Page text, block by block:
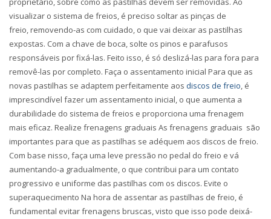
visualizar o sistema de freios, é preciso soltar as pinças de
freio,removendo-as com cuidado, o que vai deixar as pastilhas
expostas. Com a chave de boca, solte os pinos e parafusos
responsáveis por fixá-las. Feito isso, é só deslizá-las para fora para
removê-las por completo. Faça o assentamento inicial Para que as
novas pastilhas se adaptem perfeitamente aos discos de freio, é
imprescindível fazer um assentamento inicial, o que aumenta a
durabilidade do sistema de freios e proporciona uma frenagem
mais eficaz. Realize frenagens graduais As frenagens graduais são
importantes para que as pastilhas se adéquem aos discos de freio.
Com base nisso, faça uma leve pressão no pedal do freio e vá
aumentando-a gradualmente, o que contribui para um contato
progressivo e uniforme das pastilhas com os discos. Evite o
superaquecimento Na hora de assentar as pastilhas de freio, é
fundamental evitar frenagens bruscas, visto que isso pode deixá-